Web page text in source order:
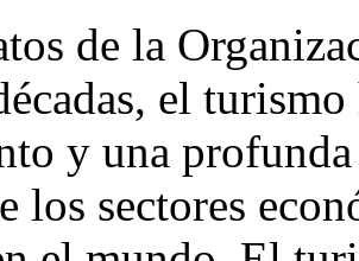
de la
el
y una
los sectores